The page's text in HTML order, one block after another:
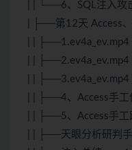
| | └──6、SQL注入攻
| ├──第12天 Access
| |
| |
| |
| | ├──4、Access手
| | ├──5、Access手
| | ├──天眼分析研判